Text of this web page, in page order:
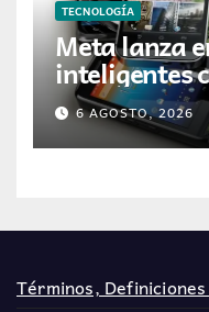
TECNOLOGÍA
Meta lanza
inteligentes
inteligencia
6 AGOSTO, 2026
Términos,